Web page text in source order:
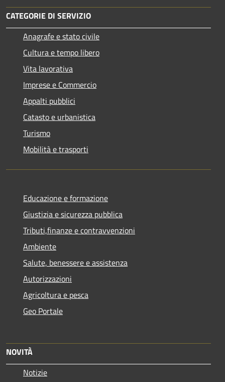
CATEGORIE DI SERVIZIO
Anagrafe e stato civile
Cultura e tempo libero
Vita lavorativa
Imprese e Commercio
Appalti pubblici
Catasto e urbanistica
Turismo
Mobilità e trasporti
Educazione e formazione
Giustizia e sicurezza pubblica
Tributi,finanze e contravvenzioni
Ambiente
Salute, benessere e assistenza
Autorizzazioni
Agricoltura e pesca
Geo Portale
NOVITÀ
Notizie